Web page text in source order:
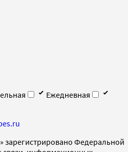
Ежедневная
» зарегистрировано Федеральной